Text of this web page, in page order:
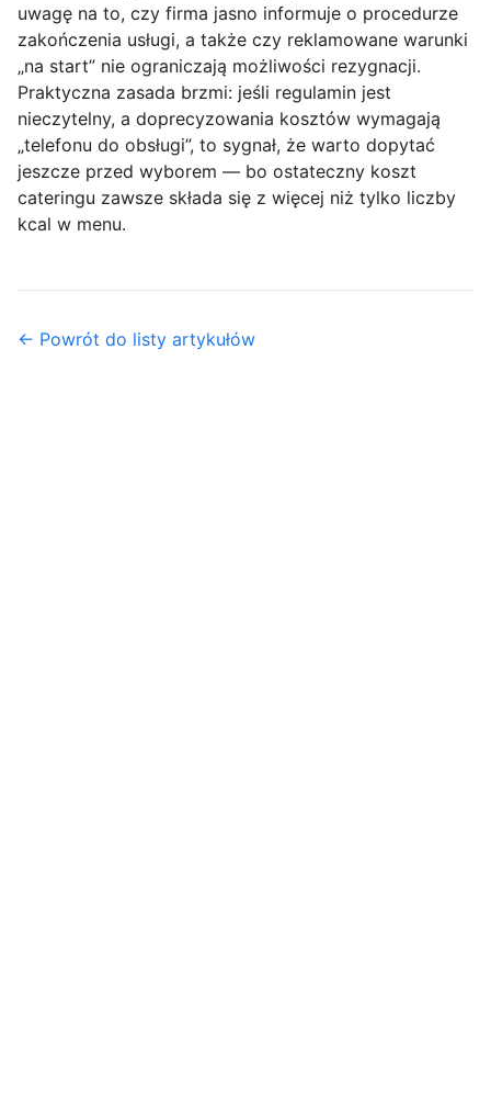
uwagę na to, czy firma jasno informuje o procedurze
zakończenia usługi, a także czy reklamowane warunki
„na start” nie ograniczają możliwości rezygnacji.
Praktyczna zasada brzmi: jeśli regulamin jest
nieczytelny, a doprecyzowania kosztów wymagają
„telefonu do obsługi”, to sygnał, że warto dopytać
jeszcze przed wyborem — bo ostateczny koszt
cateringu zawsze składa się z więcej niż tylko liczby
kcal w menu.
← Powrót do listy artykułów